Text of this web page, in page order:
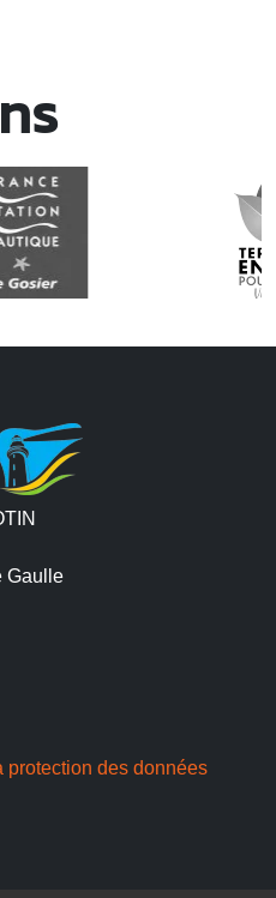
Gaulle
protection des données